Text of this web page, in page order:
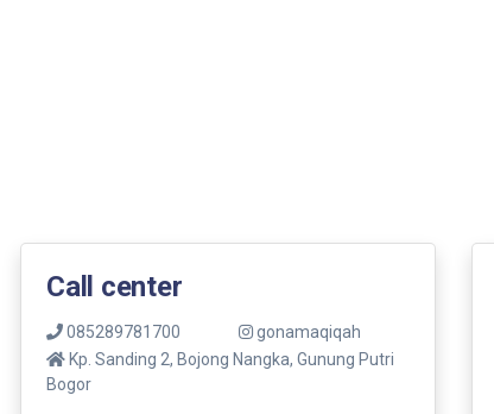
Call center
085289781700
gonamaqiqah
Kp. Sanding 2, Bojong Nangka, Gunung Putri
Bogor